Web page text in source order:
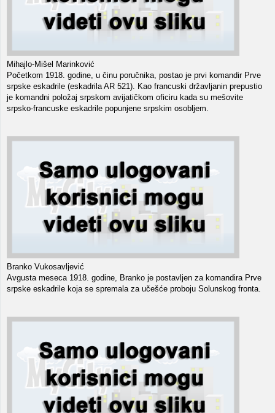
Mihajlo-Mišel Marinković
Početkom 1918. godine, u činu poručnika, postao je prvi komandir Prve
srpske eskadrile (eskadrila AR 521). Kao francuski državljanin prepustio
je komandni položaj srpskom avijatičkom oficiru kada su mešovite
srpsko-francuske eskadrile popunjene srpskim osobljem.
Branko Vukosavljević
Avgusta meseca 1918. godine, Branko je postavljen za komandira Prve
srpske eskadrile koja se spremala za učešće proboju Solunskog fronta.